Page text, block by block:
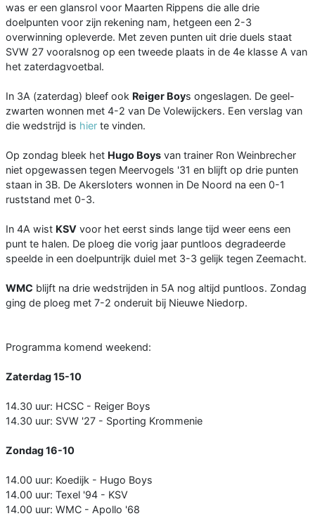
was er een glansrol voor Maarten Rippens die alle drie
doelpunten voor zijn rekening nam, hetgeen een 2-3
overwinning opleverde. Met zeven punten uit drie duels staat
SVW 27 vooralsnog op een tweede plaats in de 4e klasse A van
het zaterdagvoetbal.
In 3A (zaterdag) bleef ook Reiger Boys ongeslagen. De geel-
zwarten wonnen met 4-2 van De Volewijckers. Een verslag van
die wedstrijd is hier te vinden.
Op zondag bleek het Hugo Boys van trainer Ron Weinbrecher
niet opgewassen tegen Meervogels '31 en blijft op drie punten
staan in 3B. De Akersloters wonnen in De Noord na een 0-1
ruststand met 0-3.
In 4A wist KSV voor het eerst sinds lange tijd weer eens een
punt te halen. De ploeg die vorig jaar puntloos degradeerde
speelde in een doelpuntrijk duiel met 3-3 gelijk tegen Zeemacht.
WMC blijft na drie wedstrijden in 5A nog altijd puntloos. Zondag
ging de ploeg met 7-2 onderuit bij Nieuwe Niedorp.
Programma komend weekend:
Zaterdag 15-10
14.30 uur: HCSC - Reiger Boys
14.30 uur: SVW '27 - Sporting Krommenie
Zondag 16-10
14.00 uur: Koedijk - Hugo Boys
14.00 uur: Texel '94 - KSV
14.00 uur: WMC - Apollo '68